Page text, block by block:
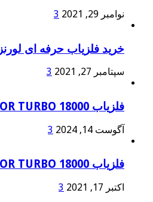
نوامبر 29, 2021 3
خرید فلزیاب حرفه ای لورنز
سپتامبر 27, 2021 3
فلزیاب FULL SENSOR TURBO 18000
آگوست 14, 2024 3
فلزیاب FULL SENSOR TURBO 18000
اکتبر 17, 2021
3